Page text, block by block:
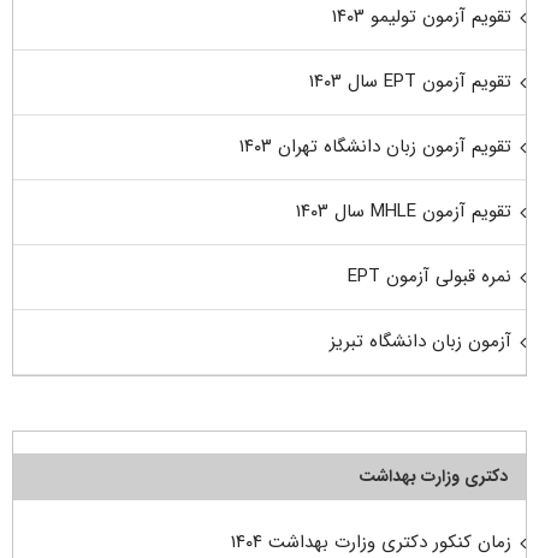
تقویم آزمون تولیمو ۱۴۰۳
تقویم آزمون EPT سال ۱۴۰۳
تقویم آزمون زبان دانشگاه تهران ۱۴۰۳
تقویم آزمون MHLE سال ۱۴۰۳
نمره قبولی آزمون EPT
آزمون زبان دانشگاه تبریز
دکتری وزارت بهداشت
زمان کنکور دکتری وزارت بهداشت ۱۴۰۴